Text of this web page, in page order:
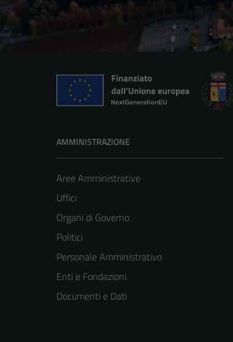
AMMINISTRAZIONE
Aree Amministrative
Uffici
Organi di Governo
Politici
Personale Amministrativo
Enti e Fondazioni
Documenti e Dati